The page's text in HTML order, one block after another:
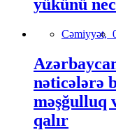
yükünü
Cəmiyyət,
nəticələrə
məşğulluq
qalır